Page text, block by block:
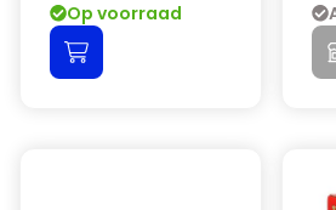
Op voorraad